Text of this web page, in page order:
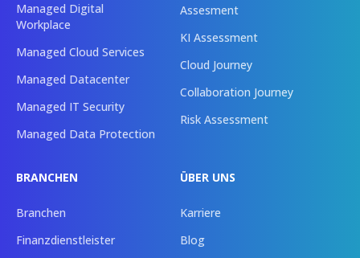
Managed Digital
Workplace
Managed Cloud Services
Managed Datacenter
Managed IT Security
Managed Data Protection
Assesment
KI Assessment
Cloud Journey
Collaboration Journey
Risk Assessment
BRANCHEN
Branchen
Finanzdienstleister
ÜBER UNS
Karriere
Blog